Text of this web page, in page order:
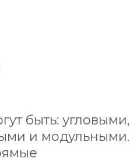
быть: угловыми,
и модульными.